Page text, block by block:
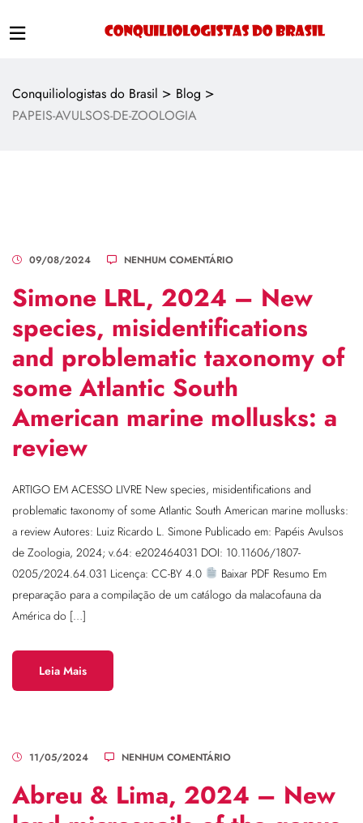
Conquiliologistas do Brasil > Blog >
PAPEIS-AVULSOS-DE-ZOOLOGIA
09/08/2024 NENHUM COMENTÁRIO
Simone LRL, 2024 – New
species, misidentifications
and problematic taxonomy of
some Atlantic South
American marine mollusks: a
review
ARTIGO EM ACESSO LIVRE New species, misidentifications and
problematic taxonomy of some Atlantic South American marine mollusks:
a review Autores: Luiz Ricardo L. Simone Publicado em: Papéis Avulsos
de Zoologia, 2024; v.64: e202464031 DOI: 10.11606/1807-
0205/2024.64.031 Licença: CC-BY 4.0
Baixar PDF Resumo Em
preparação para a compilação de um catálogo da malacofauna da
América do […]
Leia Mais
11/05/2024 NENHUM COMENTÁRIO
Abreu & Lima, 2024 – New